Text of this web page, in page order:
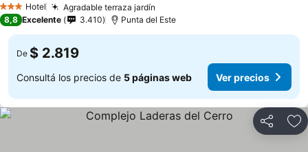
3 Estrellas
Hotel Agradable terraza jardín
8,8 Excelente 3.410 Punta del Este
De $ 2.819
Consultá los precios de 5 páginas web Ver precios
Compartir